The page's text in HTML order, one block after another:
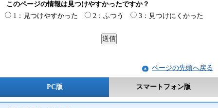
このページの情報は見つけやすかったですか？
1：見つけやすかった
2：ふつう 3：見つけにくかった
ページの先頭へ戻る
PC版 スマートフォン版